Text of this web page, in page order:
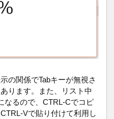
の関係でTabキーが無視さ
ります。また、リスト中
なるので、CTRL-Cでコピ
Vで貼り付けて利用し